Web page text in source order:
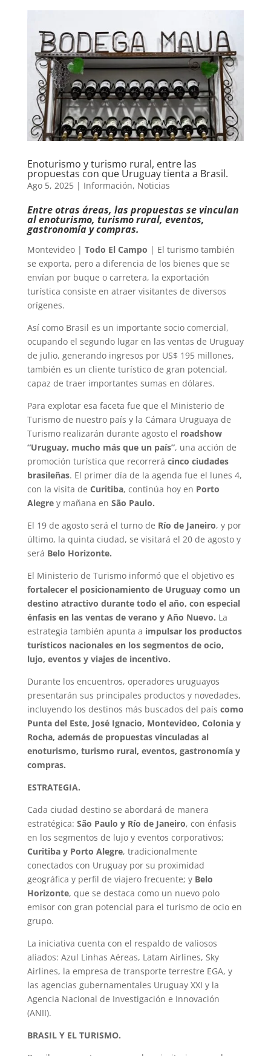
Enoturismo y turismo rural, entre las
propuestas con que Uruguay tienta a Brasil.
Ago 5, 2025| Información, Noticias
Entre otras áreas, las propuestas se vinculan
al enoturismo, turismo rural, eventos,
gastronomía y compras.
Montevideo | Todo El Campo | El turismo también
se exporta, pero a diferencia de los bienes que se
envían por buque o carretera, la exportación
turística consiste en atraer visitantes de diversos
orígenes.
Así como Brasil es un importante socio comercial,
ocupando el segundo lugar en las ventas de Uruguay
de julio, generando ingresos por US$ 195 millones,
también es un cliente turístico de gran potencial,
capaz de traer importantes sumas en dólares.
Para explotar esa faceta fue que el Ministerio de
Turismo de nuestro país y la Cámara Uruguaya de
Turismo realizarán durante agosto el roadshow
“Uruguay, mucho más que un país”, una acción de
promoción turística que recorrerá cinco ciudades
brasileñas. El primer día de la agenda fue el lunes 4,
con la visita de Curitiba, continúa hoy en Porto
Alegrey mañana en São Paulo.
El 19 de agosto será el turno de Río de Janeiro, y por
último, la quinta ciudad, se visitará el 20 de agosto y
será Belo Horizonte.
El Ministerio de Turismo informó que el objetivo es
fortalecer el posicionamiento de Uruguay como un
destino atractivo durante todo el año, con especial
énfasis en las ventas de verano y Año Nuevo. La
estrategia también apunta a impulsar los productos
turísticos nacionales en los segmentos de ocio,
lujo, eventos y viajes de incentivo.
Durante los encuentros, operadores uruguayos
presentarán sus principales productos y novedades,
incluyendo los destinos más buscados del país como
Punta del Este, José Ignacio, Montevideo, Colonia y
Rocha, además de propuestas vinculadas al
enoturismo, turismo rural, eventos, gastronomía y
compras.
ESTRATEGIA.
Cada ciudad destino se abordará de manera
estratégica: São Paulo y Río de Janeiro, con énfasis
en los segmentos de lujo y eventos corporativos;
Curitiba y Porto Alegre, tradicionalmente
conectados con Uruguay por su proximidad
geográfica y perfil de viajero frecuente; y Belo
Horizonte, que se destaca como un nuevo polo
emisor con gran potencial para el turismo de ocio en
grupo.
La iniciativa cuenta con el respaldo de valiosos
aliados: Azul Linhas Aéreas, Latam Airlines, Sky
Airlines, la empresa de transporte terrestre EGA, y
las agencias gubernamentales Uruguay XXI y la
Agencia Nacional de Investigación e Innovación
(ANII).
BRASIL Y EL TURISMO.